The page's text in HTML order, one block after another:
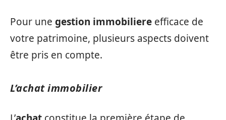
Pour une gestion immobiliere efficace de
votre patrimoine, plusieurs aspects doivent
être pris en compte.
L’achat immobilier